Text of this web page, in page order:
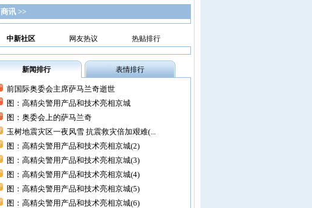
商讯 >>
中新社区 网友热议 热贴排行
新闻排行 表情排行
前国际奥委会主席萨马兰奇逝世
图：高精尖警用产品和技术亮相京城
图：奥委会上的萨马兰奇
玉树地震灾区一夜风雪 抗震救灾倍加艰难(...
图：高精尖警用产品和技术亮相京城(2)
图：高精尖警用产品和技术亮相京城(3)
图：高精尖警用产品和技术亮相京城(4)
图：高精尖警用产品和技术亮相京城(5)
图：高精尖警用产品和技术亮相京城(6)